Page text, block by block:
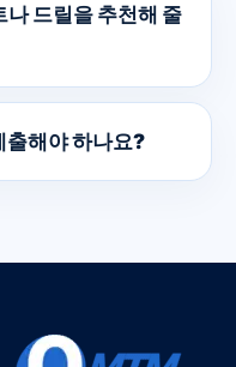
드릴을 추천해 줄
출해야 하나요?